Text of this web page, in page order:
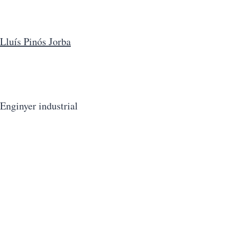
Lluís Pinós Jorba
Enginyer industrial